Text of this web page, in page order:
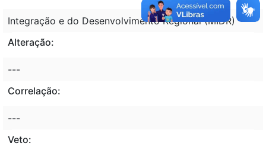
Integração e do Desenvolvimento Regional (MIDR)
Alteração:
---
Correlação:
---
Veto: